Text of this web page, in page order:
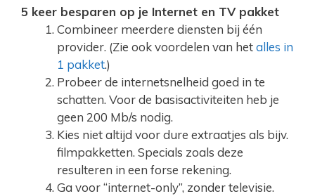
5 keer besparen op je Internet en TV pakket
Combineer meerdere diensten bij één
provider. (Zie ook voordelen van hetalles in
1 pakket.)
Probeer de internetsnelheid goed in te
schatten. Voor de basisactiviteiten heb je
geen 200 Mb/s nodig.
Kies niet altijd voor dure extraatjes als bijv.
filmpakketten. Specials zoals deze
resulteren in een forse rekening.
Ga voor “internet-only”, zonder televisie.